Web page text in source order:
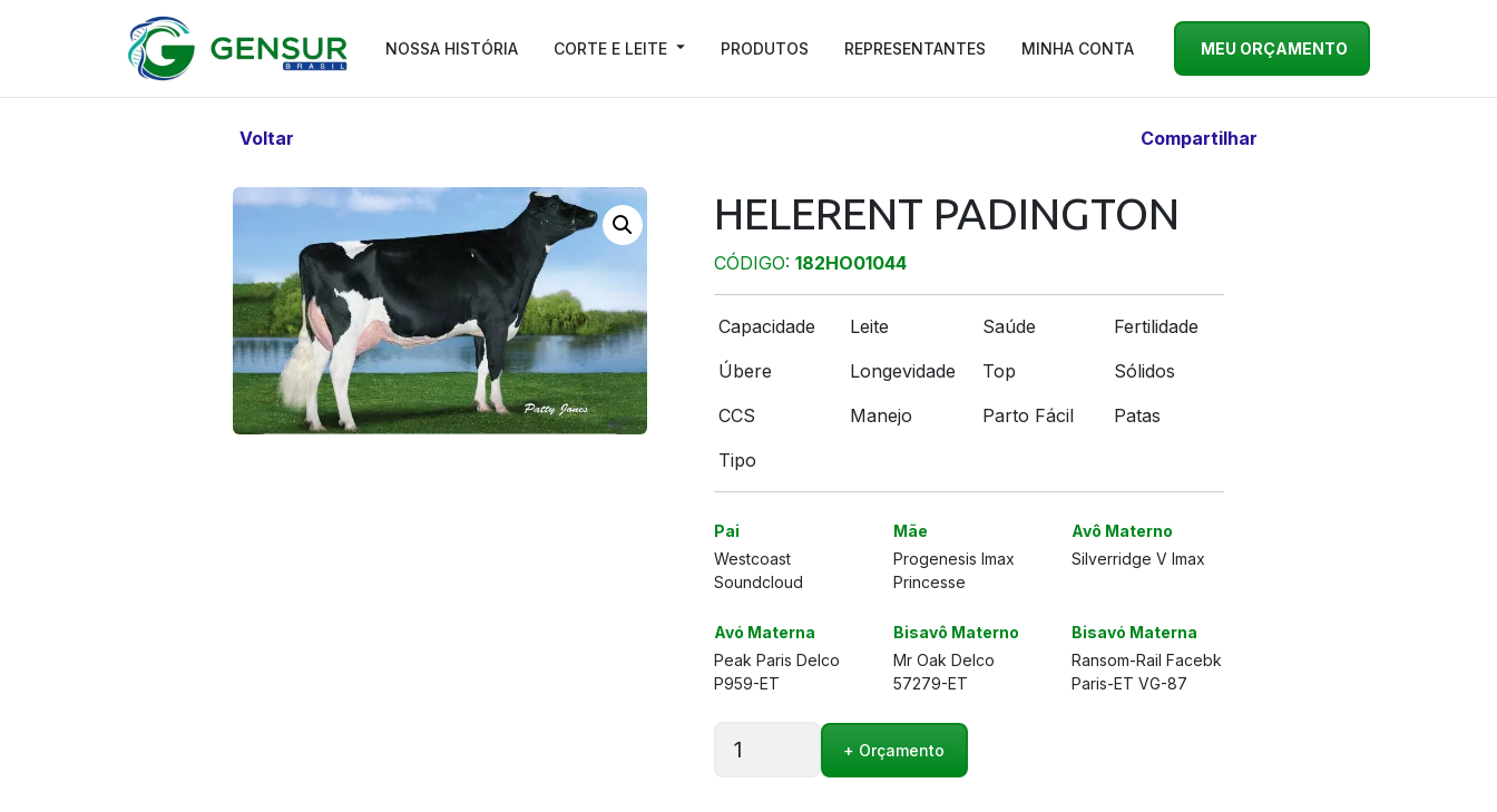
NOSSA HISTÓRIA CORTE E LEITE PRODUTOS REPRESENTANTES MINHA CONTA MEU ORÇAMENTO
Voltar Compartilhar
HELERENT PADINGTON
CÓDIGO: 182HO01044
Capacidade Leite Saúde
Fertilidade
Úbere
Longevidade Top
Sólidos
CCS
Manejo Parto Fácil
Patas
Tipo
Pai
Westcoast
Soundcloud
Mãe
Progenesis Imax
Princesse
Avô Materno
Silverridge V Imax
Avó Materna
Peak Paris Delco
P959-ET
Bisavô Materno
Mr Oak Delco
57279-ET
Bisavó Materna
Ransom-Rail Facebk
Paris-ET VG-87
PADINGTON
+ Orçamento